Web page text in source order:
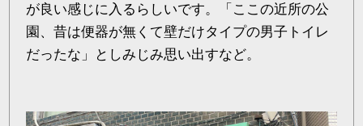
が良い感じに入るらしいです。「ここの近所の公
園、昔は便器が無くて壁だけタイプの男子トイレ
だったな」としみじみ思い出すなど。